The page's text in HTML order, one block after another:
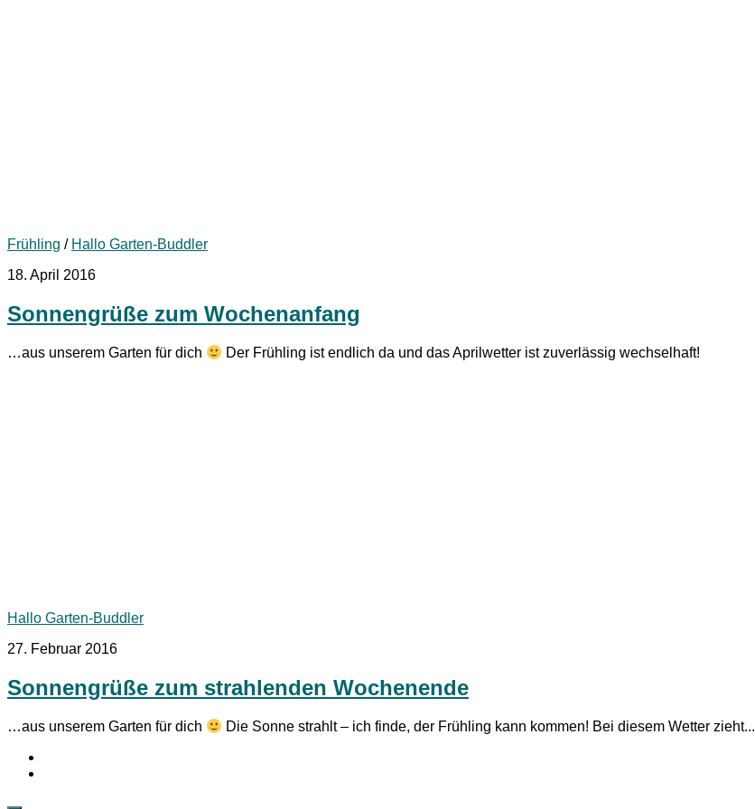
Frühling / Hallo Garten-Buddler
18. April 2016
Sonnengrüße zum Wochenanfang
…aus unserem Garten für dich Der Frühling ist endlich da und das Aprilwetter ist zuverlässig wechselhaft!
Hallo Garten-Buddler
27. Februar 2016
Sonnengrüße zum strahlenden Wochenende
…aus unserem Garten für dich Die Sonne strahlt – ich finde, der Frühling kann kommen! Bei diesem Wetter zieht...